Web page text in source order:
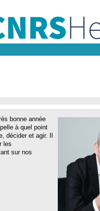
bonne année
à quel point
décider et agir. Il
les
sur nos